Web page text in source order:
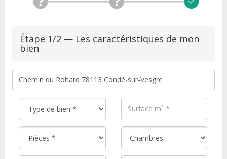
Étape 1/2 — Les caractéristiques de mon
bien